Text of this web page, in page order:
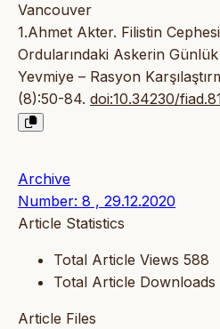
Vancouver
1.Ahmet Akter. Filistin
Ordularındaki Askerin Günlük
Yevmiye – Rasyon
(8):50-84. doi:10.34230/
Archive
Number: 8 , 29.12.2020
Article Statistics
Total Article Views 588
Total Article Downloads
Article Files